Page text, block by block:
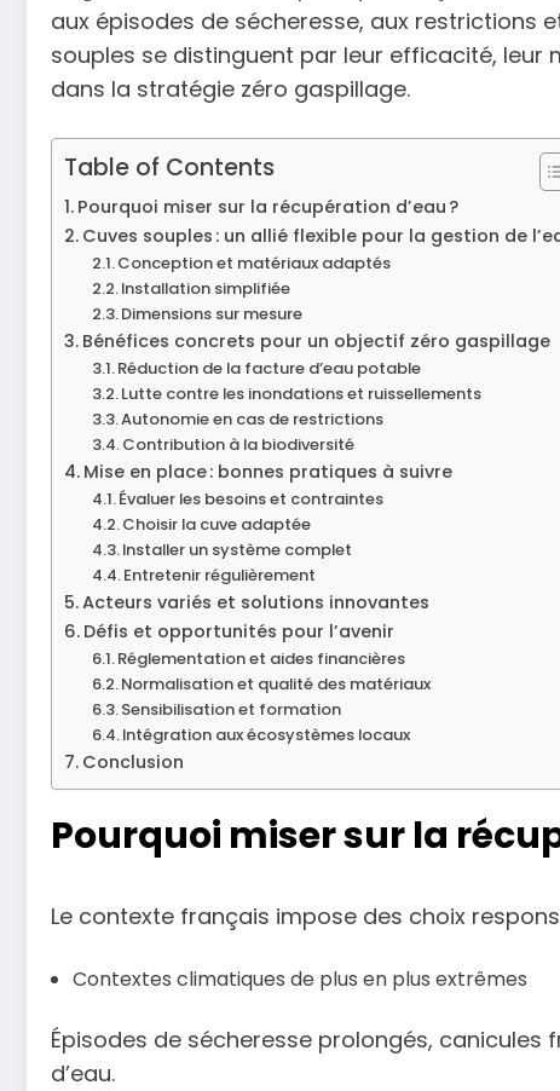
aux épisodes de sécheresse, aux restrictions
souples se distinguent par leur efficacité,
dans la stratégie zéro gaspillage.
Table of Contents
Pourquoi miser sur la récupération d’eau ?
Cuves souples : un allié flexible pour la gestion de
Conception et matériaux adaptés
Installation simplifiée
Dimensions sur mesure
Bénéfices concrets pour un objectif zéro gaspillage
Réduction de la facture d’eau potable
Lutte contre les inondations et ruissellements
Autonomie en cas de restrictions
Contribution à la biodiversité
Mise en place : bonnes pratiques à suivre
Évaluer les besoins et contraintes
Choisir la cuve adaptée
Installer un système complet
Entretenir régulièrement
Acteurs variés et solutions innovantes
Défis et opportunités pour l’avenir
Réglementation et aides financières
Normalisation et qualité des matériaux
Sensibilisation et formation
Intégration aux écosystèmes locaux
Conclusion
Pourquoi miser sur la
Le contexte français impose des choix
Contextes climatiques de plus en plus extrêmes
Épisodes de sécheresse prolongés,
d’eau.